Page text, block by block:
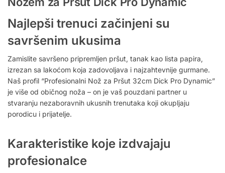
Najlepši trenuci začinjeni su
savršenim ukusima
Zamislite savršeno pripremljen pršut, tanak kao lista papira,
izrezan sa lakoćom koja zadovoljava i najzahtevnije gurmane.
Naš profil “Profesionalni Nož za Pršut 32cm Dick Pro Dynamic”
je više od običnog noža – on je vaš pouzdani partner u
stvaranju nezaboravnih ukusnih trenutaka koji okupljaju
porodicu i prijatelje.
Karakteristike koje izdvajaju
profesionalce